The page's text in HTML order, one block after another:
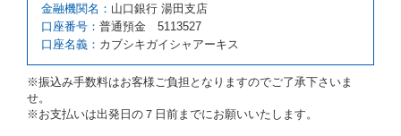
第５項の予約の取消しとして取り扱い、当社は受領済
の予約申込金を返還するものとします。
第６条（免責）
当社及び借受人は、予約が取り消され、又は貸渡契約
が締結されなかったことについて、第４条及び第５条
に定める場合を除き、相互に何らの請求をしないもの
とします。
金融機関名： 山口銀行 湯田支店
口座番号： 普通預金 5113527
口座名義： カブシキガイシャアーキス
※振込み手数料はお客様ご負担となりますのでご了承下さいま
せ。
※お支払いは出発日の７日前までにお願いいたします。